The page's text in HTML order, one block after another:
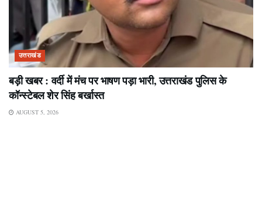
उत्तराखंड
बड़ी खबर : वर्दी में मंच पर भाषण पड़ा भारी, उत्तराखंड पुलिस के
कॉन्स्टेबल शेर सिंह बर्खास्त
AUGUST 5, 2026